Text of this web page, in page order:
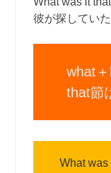
彼が探してい
what
that節
What was